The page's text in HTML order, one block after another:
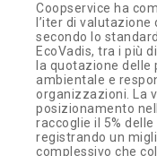
Coopservice ha
l’iter di
secondo lo
EcoVadis, tra i più
la quotazione delle
ambientale e
organizzazioni. La
posizionamento
raccoglie il 5%
registrando un
complessivo che